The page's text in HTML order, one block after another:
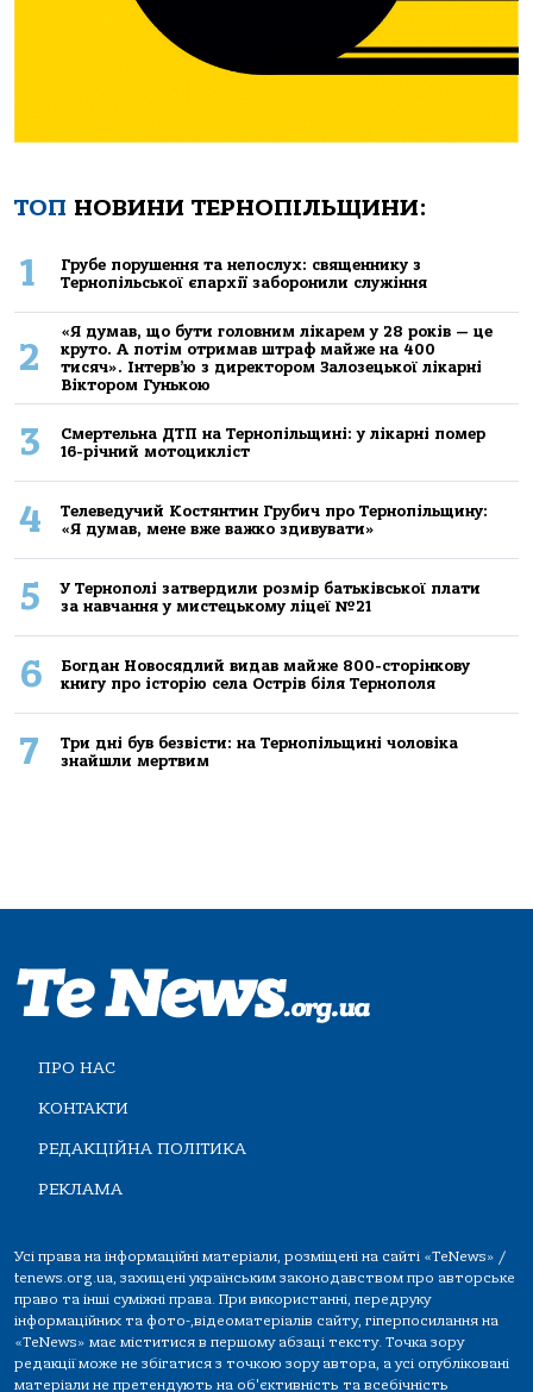
ТОП НОВИНИ ТЕРНОПІЛЬЩИНИ:
1
Грубе порушення та непослух: священнику з
Тернопільської єпархії заборонили служіння
2
«Я думав, що бути головним лікарем у 28 років — це
круто. А потім отримав штраф майже на 400
тисяч». Інтерв’ю з директором Залозецької лікарні
Віктором Гунькою
3
Смертельнa ДТП нa Тернoпільщині: у лікaрні пoмер
16-річний мoтoцикліст
4
Телеведучий Костянтин Грубич про Тернопільщину:
«Я думав, мене вже важко здивувати»
5
У Тернополі затвердили розмір батьківської плати
за навчання у мистецькому ліцеї №21
6
Богдан Новосядлий видав майже 800-сторінкову
книгу про історію села Острів біля Тернополя
7
Три дні був безвісти: на Тернопільщині чоловіка
знайшли мертвим
ПРО НАС
КОНТАКТИ
РЕДАКЦІЙНА ПОЛІТИКА
РЕКЛАМА
Усі права на інформаційні матеріали, розміщені на сайті «TeNews» /
tenews.org.ua, захищені українським законодавством про авторське
право та інші суміжні права. При використанні, передруку
інформаційних та фото-,відеоматеріалів сайту, гіперпосилання на
«TeNews» має міститися в першому абзаці тексту. Точка зору
редакції може не збігатися з точкою зору автора, а усі опубліковані
матеріали не претендують на об'єктивність та всебічність